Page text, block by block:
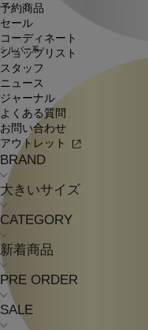
予約商品
セール
コーディネート
ショップリスト
スタッフ
ニュース
ジャーナル
よくある質問
お問い合わせ
アウトレット
BRAND
大きいサイズ
CATEGORY
新着商品
PRE ORDER
SALE
シルバー系